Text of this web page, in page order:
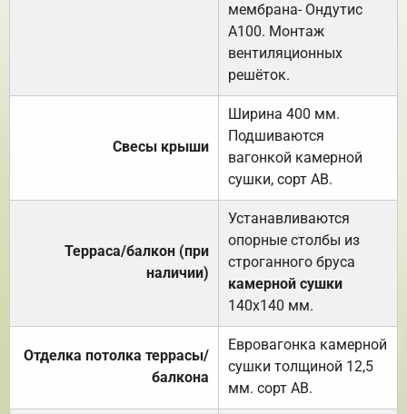
мембрана- Ондутис
А100. Монтаж
вентиляционных
решёток.
Свесы крыши
Ширина 400 мм.
Подшиваются
вагонкой камерной
сушки, сорт АВ.
Терраса/балкон (при
наличии)
Устанавливаются
опорные столбы из
строганного бруса
камерной сушки
140х140 мм.
Отделка потолка террасы/
балкона
Евровагонка камерной
сушки толщиной 12,5
мм. сорт АВ.